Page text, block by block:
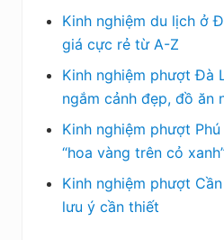
Kinh nghiệm du lịch ở
giá cực rẻ từ A-Z
Kinh nghiệm phượt Đà
ngắm cảnh đẹp, đồ ăn
Kinh nghiệm phượt
“hoa vàng trên cỏ
Kinh nghiệm phượt
lưu ý cần thiết